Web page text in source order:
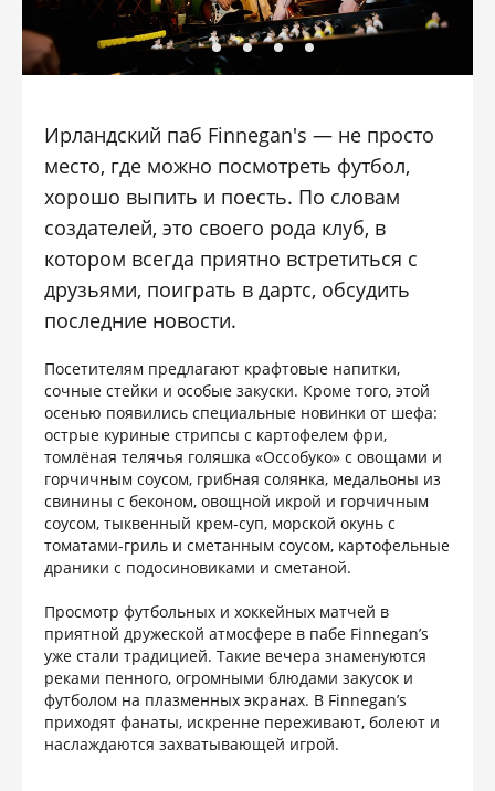
Ирландский паб Finnegan's — не просто
место, где можно посмотреть футбол,
хорошо выпить и поесть. По словам
создателей, это своего рода клуб, в
котором всегда приятно встретиться с
друзьями, поиграть в дартс, обсудить
последние новости.
Посетителям предлагают крафтовые напитки,
сочные стейки и особые закуски. Кроме того, этой
осенью появились специальные новинки от шефа:
острые куриные стрипсы с картофелем фри,
томлёная телячья голяшка «Оссобуко» с овощами и
горчичным соусом, грибная солянка, медальоны из
свинины с беконом, овощной икрой и горчичным
соусом, тыквенный крем-суп, морской окунь с
томатами-гриль и сметанным соусом, картофельные
драники с подосиновиками и сметаной.
Просмотр футбольных и хоккейных матчей в
приятной дружеской атмосфере в пабе Finnegan’s
уже стали традицией. Такие вечера знаменуются
реками пенного, огромными блюдами закусок и
футболом на плазменных экранах. В Finnegan’s
приходят фанаты, искренне переживают, болеют и
наслаждаются захватывающей игрой.